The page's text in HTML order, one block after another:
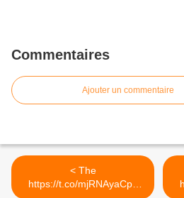
Commentaires
Ajouter un commentaire
< The
https://t.co/mjRNAyaCph